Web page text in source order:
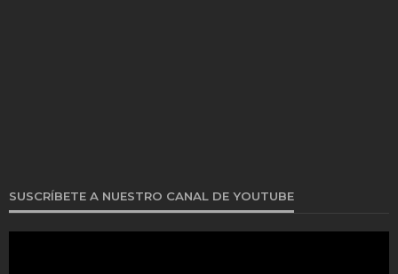
SUSCRÍBETE A NUESTRO CANAL DE YOUTUBE